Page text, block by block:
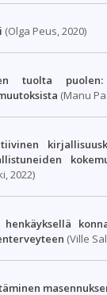
(Olga Peus, 2020)
tuolta
(Manu
2022)
(Ville